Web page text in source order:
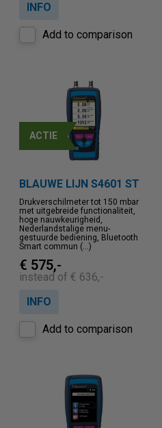
INFO
Add to comparison
ACTIE
BLAUWE LIJN S4601 ST
Drukverschilmeter tot 150 mbar
met uitgebreide functionaliteit,
hoge nauwkeurigheid,
Nederlandstalige menu-
gestuurde bediening, Bluetooth
Smart commun (...)
€ 575,-
instead of € 636,-
INFO
Add to comparison